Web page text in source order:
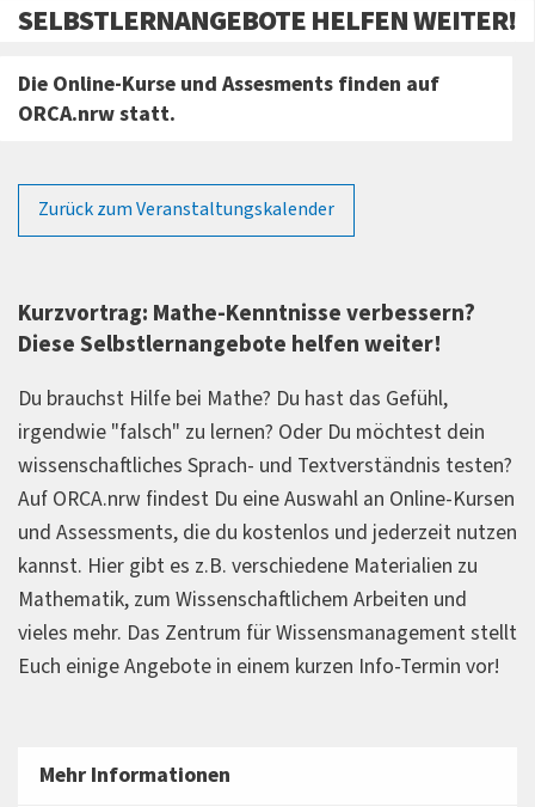
SELBSTLERNANGEBOTE HELFEN WEITER!
Die Online-Kurse und Assesments finden auf
ORCA.nrw statt.
Zurück zum Veranstaltungskalender
Kurzvortrag: Mathe-Kenntnisse verbessern?
Diese Selbstlernangebote helfen weiter!
Du brauchst Hilfe bei Mathe? Du hast das Gefühl,
irgendwie "falsch" zu lernen? Oder Du möchtest dein
wissenschaftliches Sprach- und Textverständnis testen?
Auf ORCA.nrw findest Du eine Auswahl an Online-Kursen
und Assessments, die du kostenlos und jederzeit nutzen
kannst. Hier gibt es z.B. verschiedene Materialien zu
Mathematik, zum Wissenschaftlichem Arbeiten und
vieles mehr. Das Zentrum für Wissensmanagement stellt
Euch einige Angebote in einem kurzen Info-Termin vor!
Mehr Informationen